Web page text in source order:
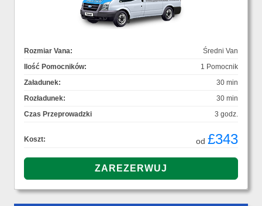
Rozmiar Vana:
Średni Van
Ilość Pomocników:
1 Pomocnik
Załadunek:
30 min
Rozładunek:
30 min
Czas Przeprowadzki
3 godz.
Koszt: od £343